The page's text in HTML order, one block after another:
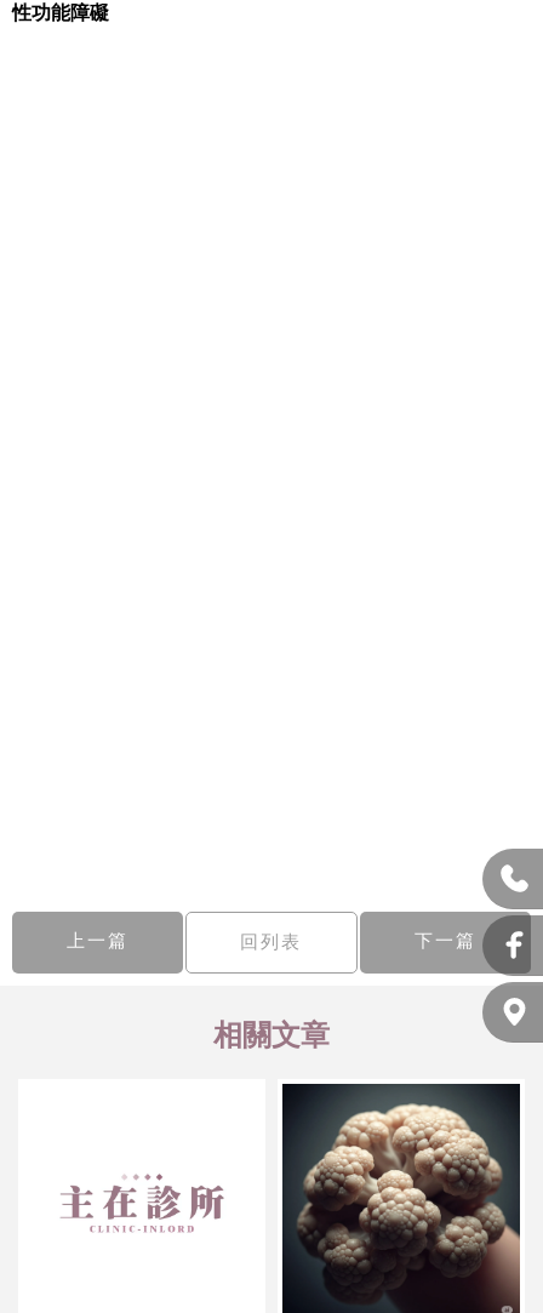
性功能障礙
上一篇 回列表 下一篇